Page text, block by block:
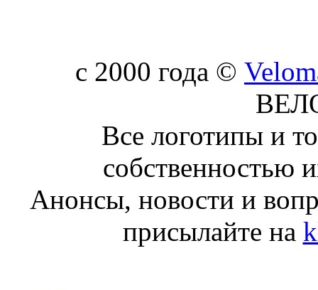
c 2000 года ©
Все логотипы и
собственностью
Анонсы, новости и
присылайте на